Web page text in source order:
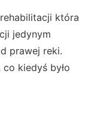
która
jedynym
prawej reki.
kiedyś było